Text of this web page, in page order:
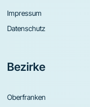
Impressum
Datenschutz
Bezirke
Oberfranken